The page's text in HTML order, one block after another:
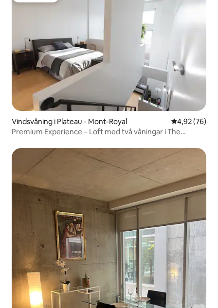
Vindsvåning i Plateau - Mont-Royal 4,92 av 5 i
4,92 (76)
Premium Experience – Loft med två våningar i The